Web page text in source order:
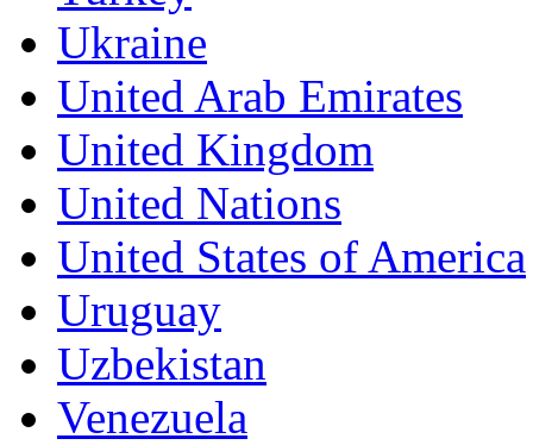
Ukraine
United Arab Emirates
United Kingdom
United Nations
United States of America
Uruguay
Uzbekistan
Venezuela